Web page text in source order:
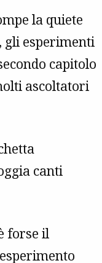
la quiete
gli esperimenti
capitolo
ascoltatori
canti
forse il